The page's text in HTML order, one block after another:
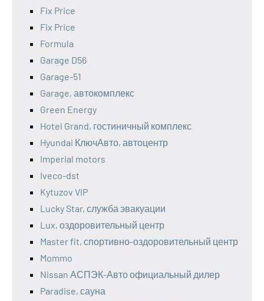
Fix Price
Fix Price
Formula
Garage D56
Garage-51
Garage, автокомплекс
Green Energy
Hotel Grand, гостиничный комплекс
Hyundai КлючАвто, автоцентр
Imperial motors
Iveco-dst
Kytuzov VIP
Lucky Star, служба эвакуации
Lux, оздоровительный центр
Master fit, спортивно-оздоровительный центр
Mommo
Nissan АСПЭК-Авто официальный дилер
Paradise, сауна